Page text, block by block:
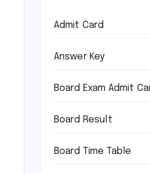
Admit Card
Answer Key
Board Exam Admit
Board Result
Board Time Table